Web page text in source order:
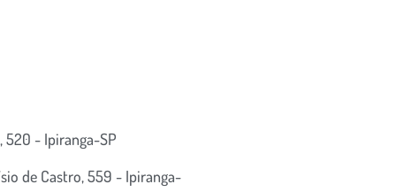
520 - Ipiranga-SP
de Castro, 559 - Ipiranga-